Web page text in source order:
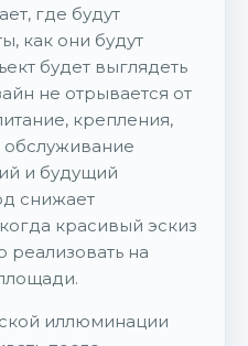
где будут
как они будут
будет выглядеть
не отрывается от
крепления,
обслуживание
и будущий
снижает
красивый эскиз
на
иллюминации